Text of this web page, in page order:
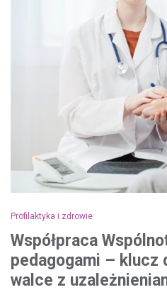
Profilaktyka i zdrowie
Współpraca
pedagogami – klucz
walce z